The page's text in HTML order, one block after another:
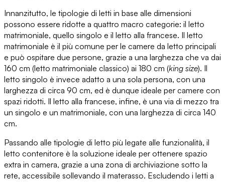
Innanzitutto, le tipologie di letti in base alle dimensioni
possono essere ridotte a quattro macro categorie: il letto
matrimoniale, quello singolo e il letto alla francese. Il letto
matrimoniale è il più comune per le camere da letto principali
e può ospitare due persone, grazie a una larghezza che va dai
160 cm (letto matrimoniale classico) ai 180 cm (king size). Il
letto singolo è invece adatto a una sola persona, con una
larghezza di circa 90 cm, ed è dunque ideale per camere con
spazi ridotti. Il letto alla francese, infine, è una via di mezzo tra
un singolo e un matrimoniale, con una larghezza di circa 140
cm.
Passando alle tipologie di letto più legate alle funzionalità, il
letto contenitore è la soluzione ideale per ottenere spazio
extra in camera, grazie a una zona di archiviazione sotto la
rete, accessibile sollevando il materasso. Escludendo i letti a